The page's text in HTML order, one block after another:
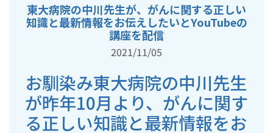
東大病院の中川先生が、がんに関する正しい
知識と最新情報をお伝えしたいとYouTubeの
講座を配信
2021/11/05
お馴染み東大病院の中川先生
が昨年10月より、がんに関す
る正しい知識と最新情報をお